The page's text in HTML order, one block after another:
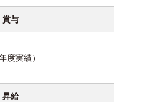
賞与
度実績）
昇給